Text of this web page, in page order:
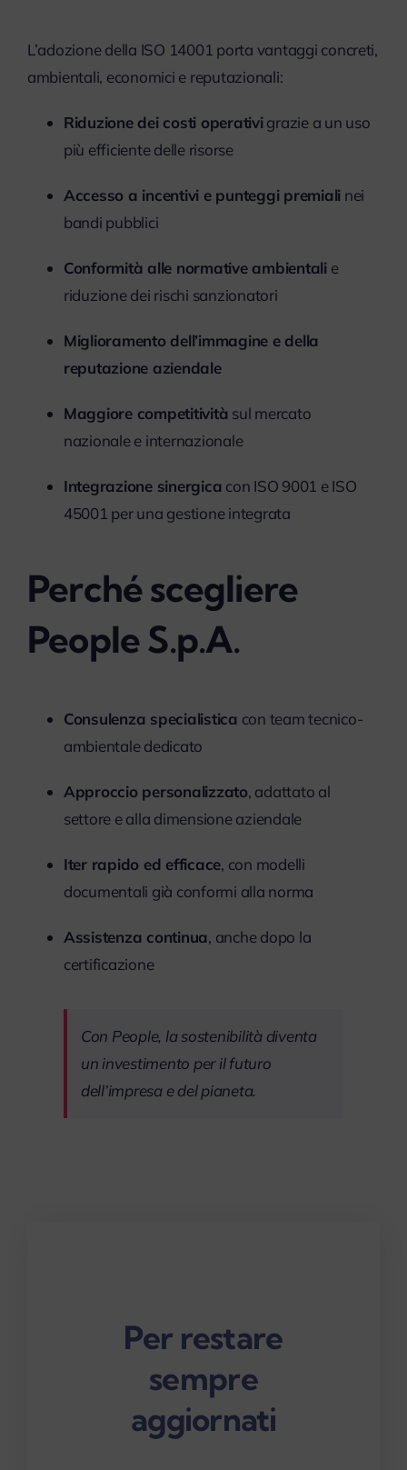
L’adozione della ISO 14001 porta vantaggi concreti,
ambientali, economici e reputazionali:
Riduzione dei costi operativigrazie a un uso
più efficiente delle risorse
Accesso a incentivi e punteggi premiali nei
bandi pubblici
Conformità alle normative ambientalie
riduzione dei rischi sanzionatori
Miglioramento dell’immagine e della
reputazione aziendale
Maggiore competitività sul mercato
nazionale e internazionale
Integrazione sinergica con ISO 9001 e ISO
45001 per una gestione integrata
Perché scegliere
People S.p.A.
Consulenza specialistica con team tecnico-
ambientale dedicato
Approccio personalizzato, adattato al
settore e alla dimensione aziendale
Iter rapido ed efficace, con modelli
documentali già conformi alla norma
Assistenza continua, anche dopo la
certificazione
Con People, la sostenibilità diventa
un investimento per il futuro
dell’impresa e del pianeta.
Per restare
sempre
aggiornati